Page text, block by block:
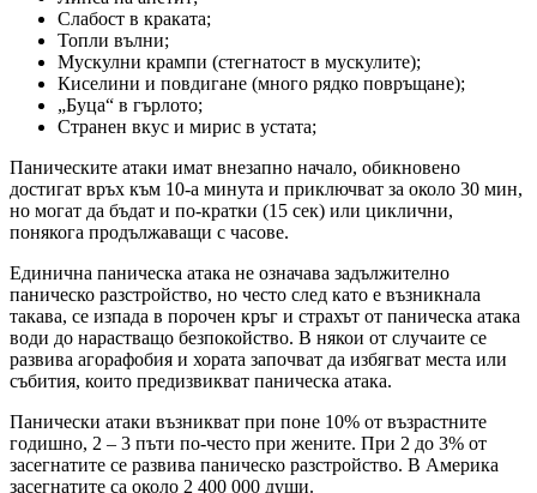
Слабост в краката;
Топли вълни;
Мускулни крампи (стегнатост в мускулите);
Киселини и повдигане (много рядко повръщане);
„Буца“ в гърлото;
Странен вкус и мирис в устата;
Паническите атаки имат внезапно начало, обикновено
достигат връх към 10-а минута и приключват за около 30 мин,
но могат да бъдат и по-кратки (15 сек) или циклични,
понякога продължаващи с часове.
Единична паническа атака не означава задължително
паническо разстройство, но често след като е възникнала
такава, се изпада в порочен кръг и страхът от паническа атака
води до нарастващо безпокойство. В някои от случаите се
развива агорафобия и хората започват да избягват места или
събития, които предизвикват паническа атака.
Панически атаки възникват при поне 10% от възрастните
годишно, 2 – 3 пъти по-често при жените. При 2 до 3% от
засегнатите се развива паническо разстройство. В Америка
засегнатите са около 2 400 000 души.